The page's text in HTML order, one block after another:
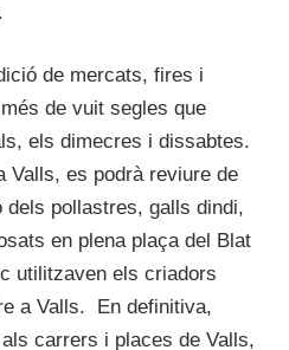
de mercats, fires i
de vuit segles que
els dimecres i dissabtes.
Valls, es podrà reviure de
pollastres, galls dindi,
en plena plaça del Blat
utilitzaven els criadors
a Valls. En definitiva,
carrers i places de Valls,